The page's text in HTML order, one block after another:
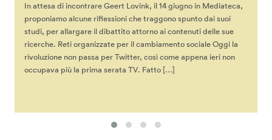
In attesa di incontrare Geert Lovink, il 14 giugno in Mediateca,
proponiamo alcune riflessioni che traggono spunto dai suoi
studi, per allargare il dibattito attorno ai contenuti delle sue
ricerche. Reti organizzate per il cambiamento sociale Oggi la
rivoluzione non passa per Twitter, così come appena ieri non
occupava più la prima serata TV. Fatto […]